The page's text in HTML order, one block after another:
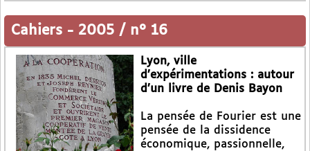
Cahiers - 2005 / n° 16
Lyon, ville
d’expérimentations : autour
d’un livre de Denis Bayon
La pensée de Fourier est une
pensée de la dissidence
économique, passionnelle,